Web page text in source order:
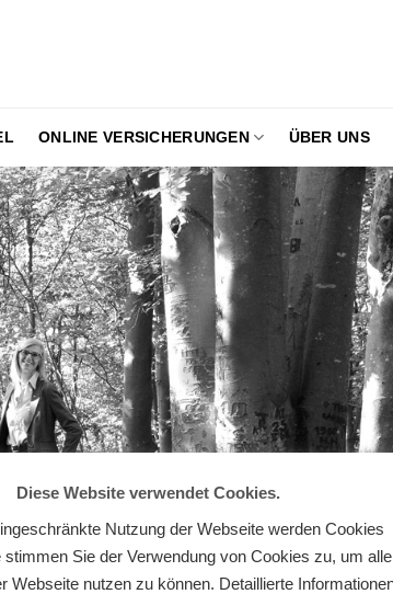
ONLINE VERSICHERUNGEN ÜBER UNS
Diese Website verwendet Cookies.
Nutzung der Webseite werden Cookies
stimmen Sie der Verwendung von Cookies zu, um alle
Webseite nutzen zu können. Detaillierte